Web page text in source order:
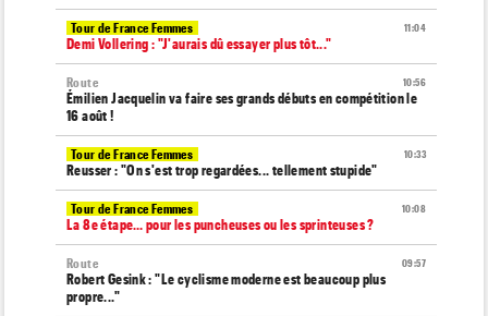
11:04
Tour de France Femmes
Demi Vollering : "J'aurais dû essayer plus tôt..."
10:56
Route
Émilien Jacquelin va faire ses grands débuts en compétition le
16 août !
10:33
Tour de France Femmes
Reusser : "On s'est trop regardées... tellement stupide"
10:08
Tour de France Femmes
La 8e étape… pour les puncheuses ou les sprinteuses ?
09:57
Route
Robert Gesink : "Le cyclisme moderne est beaucoup plus
propre..."